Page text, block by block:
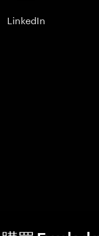
LinkedIn